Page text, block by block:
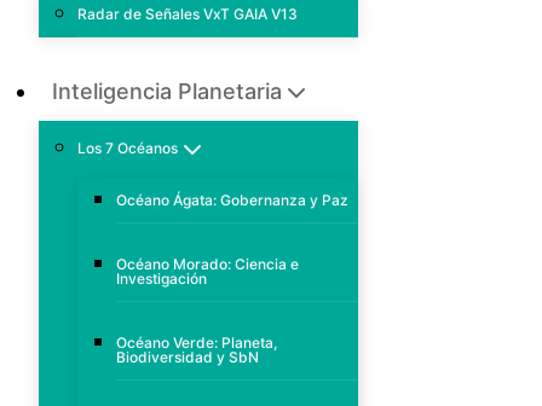
Radar de Señales VxT GAIA V13
Inteligencia Planetaria
Los 7 Océanos
Océano Ágata: Gobernanza y Paz
Océano Morado: Ciencia e
Investigación
Océano Verde: Planeta,
Biodiversidad y SbN